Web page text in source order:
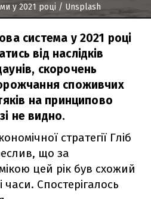
у 2021 році / Unsplash
система у 2021 році
від наслідків
скорочень
споживчих
на принципово
не видно.
стратегії Гліб
що за
цей рік був схожий
часи. Спостерігалось